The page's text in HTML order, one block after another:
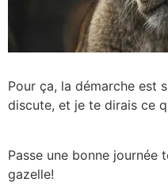
Pour ça, la démarche est
discute, et je te dirais ce
Passe une bonne journée
gazelle!